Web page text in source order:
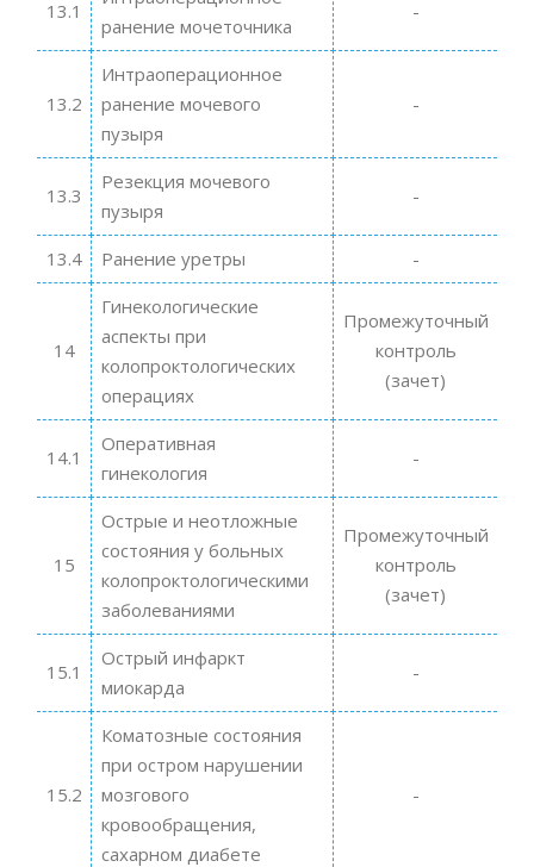
13.1
ранение мочеточника
-
13.2
Интраоперационное
ранение мочевого
пузыря
-
13.3
Резекция мочевого
пузыря
-
13.4 Ранение уретры -
14
Гинекологические
аспекты при
колопроктологических
операциях
Промежуточный
контроль
(зачет)
14.1
Оперативная
гинекология
-
15
Острые и неотложные
состояния у больных
колопроктологическими
заболеваниями
Промежуточный
контроль
(зачет)
15.1
Острый инфаркт
миокарда
-
15.2
Коматозные состояния
при остром нарушении
мозгового
кровообращения,
сахарном диабете
-